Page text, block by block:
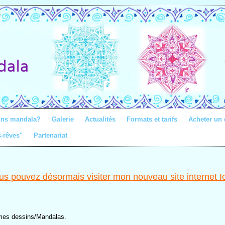
mandala? Galerie Actualités Formats et tarifs Acheter un
rêves" Partenariat
pouvez désormais visiter mon nouveau site internet
où je présente mes dessins/